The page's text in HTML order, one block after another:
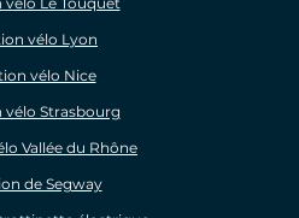
vélo Lyon
vélo Nice
vélo Strasbourg
Vallée du Rhône
de Segway